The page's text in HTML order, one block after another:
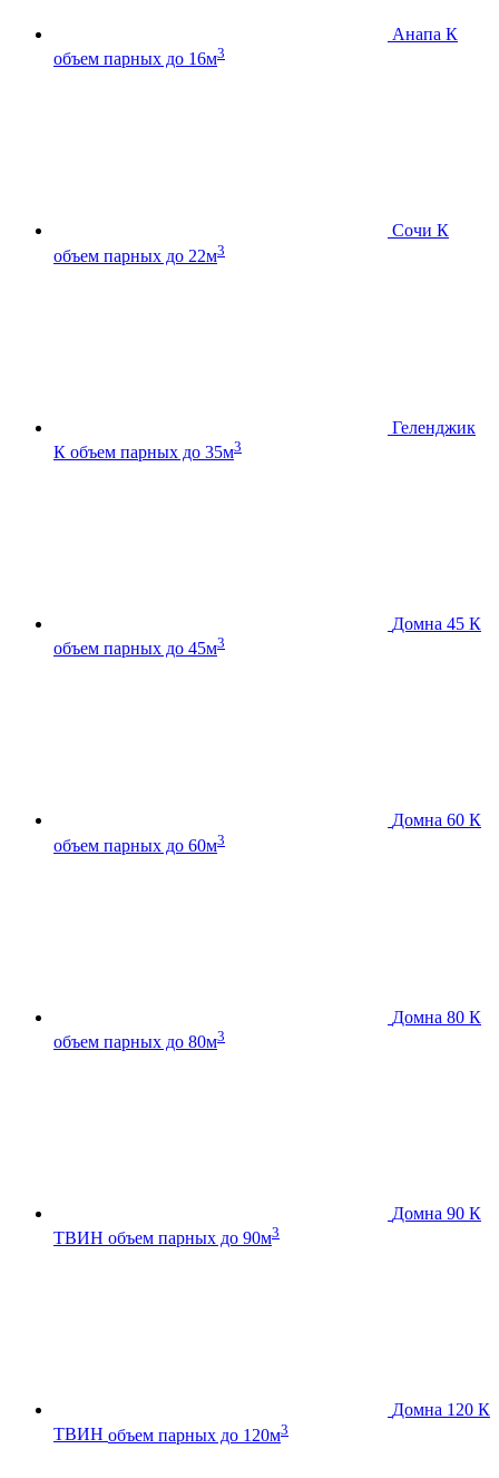
Анапа К
объем парных до 16м3
Сочи К
объем парных до 22м3
Геленджик
К объем парных до 35м3
Домна 45 К
объем парных до 45м3
Домна 60 К
объем парных до 60м3
Домна 80 К
объем парных до 80м3
Домна 90 К
ТВИН объем парных до 90м3
Домна 120 К
ТВИН объем парных до 120м3